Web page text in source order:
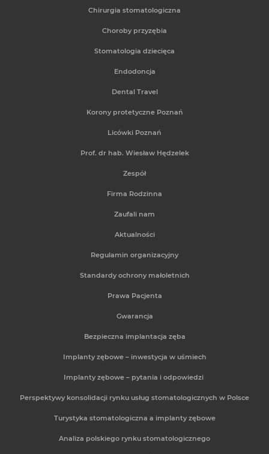
Chirurgia stomatologiczna
Choroby przyzębia
Stomatologia dziecięca
Endodoncja
Dental Travel
Korony protetyczne Poznań
Licówki Poznań
Prof. dr hab. Wiesław Hędzelek
Zespół
Firma Rodzinna
Zaufali nam
Aktualności
Regulamin organizacyjny
Standardy ochrony małoletnich
Prawa Pacjenta
Gwarancja
Bezpieczna implantacja zęba
Implanty zębowe – inwestycja w uśmiech
Implanty zębowe – pytania i odpowiedzi
Perspektywy konsolidacji rynku usług stomatologicznych w Polsce
Turystyka stomatologiczna a implanty zębowe
Analiza polskiego rynku stomatologicznego